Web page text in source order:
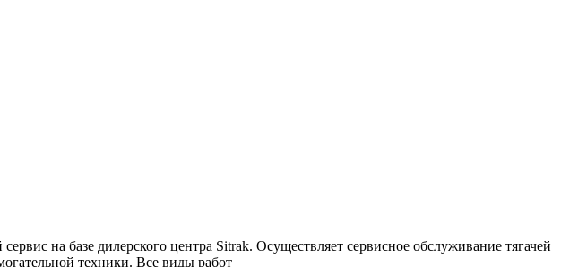
на базе дилерского центра Sitrak. Осуществляет сервисное обслуживание тягачей
техники. Все виды работ